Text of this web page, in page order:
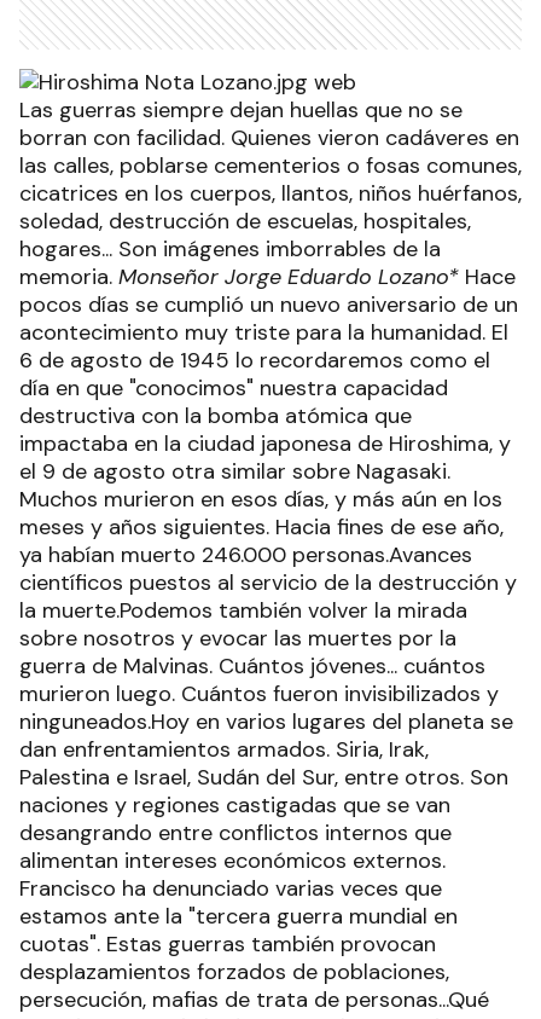
Las guerras siempre dejan huellas que no se
borran con facilidad. Quienes vieron cadáveres en
las calles, poblarse cementerios o fosas comunes,
cicatrices en los cuerpos, llantos, niños huérfanos,
soledad, destrucción de escuelas, hospitales,
hogares... Son imágenes imborrables de la
memoria. Monseñor Jorge Eduardo Lozano* Hace
pocos días se cumplió un nuevo aniversario de un
acontecimiento muy triste para la humanidad. El
6 de agosto de 1945 lo recordaremos como el
día en que "conocimos" nuestra capacidad
destructiva con la bomba atómica que
impactaba en la ciudad japonesa de Hiroshima, y
el 9 de agosto otra similar sobre Nagasaki.
Muchos murieron en esos días, y más aún en los
meses y años siguientes. Hacia fines de ese año,
ya habían muerto 246.000 personas.Avances
científicos puestos al servicio de la destrucción y
la muerte.Podemos también volver la mirada
sobre nosotros y evocar las muertes por la
guerra de Malvinas. Cuántos jóvenes... cuántos
murieron luego. Cuántos fueron invisibilizados y
ninguneados.Hoy en varios lugares del planeta se
dan enfrentamientos armados. Siria, Irak,
Palestina e Israel, Sudán del Sur, entre otros. Son
naciones y regiones castigadas que se van
desangrando entre conflictos internos que
alimentan intereses económicos externos.
Francisco ha denunciado varias veces que
estamos ante la "tercera guerra mundial en
cuotas". Estas guerras también provocan
desplazamientos forzados de poblaciones,
persecución, mafias de trata de personas...Qué